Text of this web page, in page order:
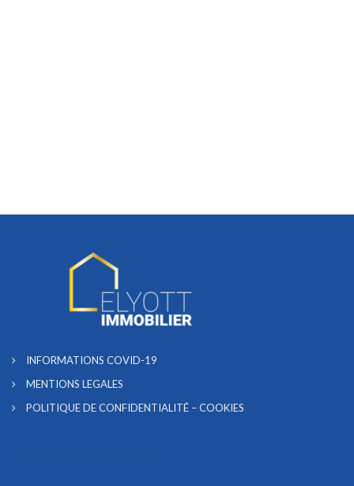
INFORMATIONS COVID-19
MENTIONS LEGALES
POLITIQUE DE CONFIDENTIALITÉ – COOKIES